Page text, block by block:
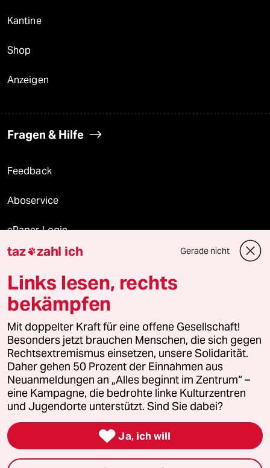
Kantine
Shop
Anzeigen
Fragen & Hilfe
Feedback
Aboservice
ePaper Login
Downloads für Abonnierende
© 2026 taz Verlags und Vertriebs GmbH
Alle Rechte vorbehalten. Bei rechtlichen Fragen oder für Genehmigungen
wenden Sie sich bitte an lizenzen@taz.de
Feedback Redaktionsstatut Kommune-Richtlinien
Leitlinie Informant Datenschutz Impressum AGB
Seitenwende Einwilligungen widerrufen (Ads)
taz zahl ich Gerade nicht
Links lesen, rechts
bekämpfen
Mit doppelter Kraft für eine offene Gesellschaft!
Besonders jetzt brauchen Menschen, die sich gegen
Rechtsextremismus einsetzen, unsere Solidarität.
Daher gehen 50 Prozent der Einnahmen aus
Neuanmeldungen an „Alles beginnt im Zentrum“ –
eine Kampagne, die bedrohte linke Kulturzentren
und Jugendorte unterstützt. Sind Sie dabei?
 Ja, ich will